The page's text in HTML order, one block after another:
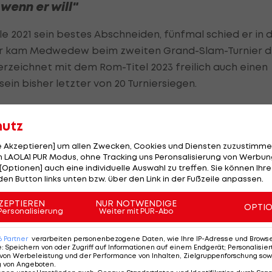
er will"
2021 sein bestes Abschneiden, fünfmal schied er in
kam Medwedew beim zweiten Grand-Slam-Turnier
mit dem Rom-Titel 2023 freilich auch einen
bisher letzter von 20 Turniersiegen.
merkt Ofner an. Beim 6:1, 6:2-Auftaktsieg am
hat Ofner Medvedev nicht beobachtet. "Man
noch nie. "Ein sicher schwieriger Gegner, es wird
ein großer Court wird."
musste, wie er meint, könne er gegen Medvedev
(gegen Top-Ten-Spielern, Anm.) in meiner
Akzeptieren] um allen Zwecken, Cookies und Diensten
PUR Modus, ohne Tracking uns Peronsalisierung von
auch eine individuelle Auswahl zu treffen. Sie können
Button links unten bzw. über den Link in der Fußzeile anpassen.
NUR NOTWENDIGE
Weiter mit PUR-Abo
Partner verarbeiten personenbezogene Daten, wie Ihre IP-Adresse und
: Speichern von oder Zugriff auf Informationen auf einem Endgerät;
Werbeleistung und der Performance von Inhalten, Zielgruppenforschung
von Angeboten